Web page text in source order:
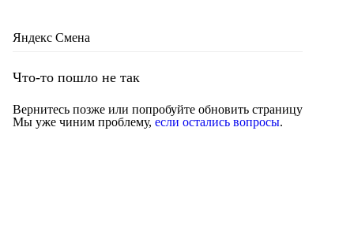
Яндекс Смена
Что-то пошло не так
Вернитесь позже или попробуйте обновить страницу
Мы уже чиним проблему, если остались вопросы.